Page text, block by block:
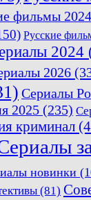
фильмы 2024
Русские
2024
2026
Сериалы
2025 (235)
криминал
новинки
(81)